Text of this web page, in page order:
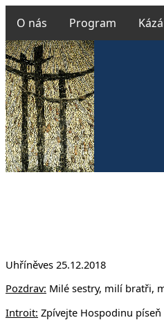
O nás Program
Uhříněves 25.12.2018
Pozdrav: Milé sestry, milí bratři,
Introit: Zpívejte Hospodinu